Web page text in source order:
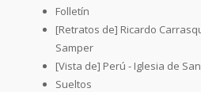
Folletín
[Retratos de] Ricardo
Samper
[Vista de] Perú - Iglesia de
Sueltos